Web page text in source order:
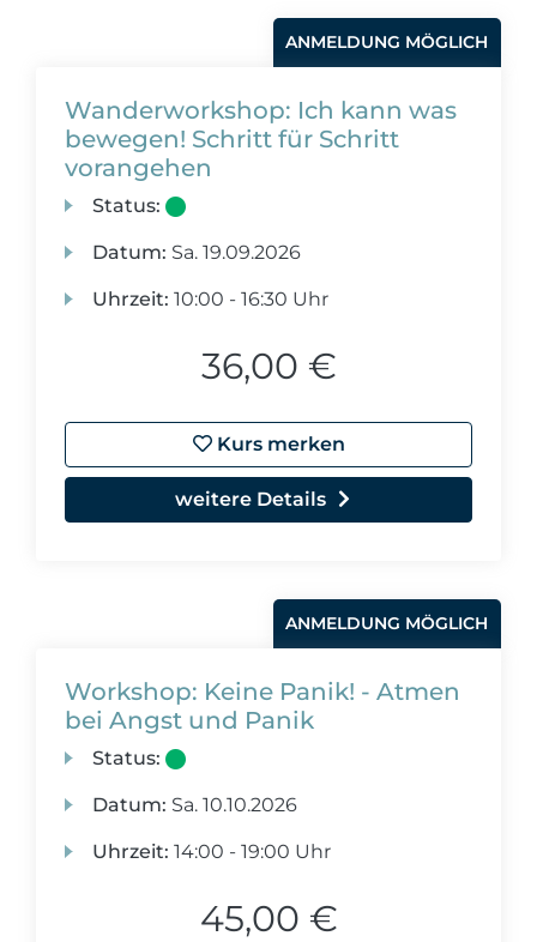
ANMELDUNG MÖGLICH
Wanderworkshop: Ich kann was
bewegen! Schritt für Schritt
vorangehen
Status:
Datum: Sa. 19.09.2026
Uhrzeit: 10:00 - 16:30 Uhr
36,00 €
Kurs merken
weitere Details
ANMELDUNG MÖGLICH
Workshop: Keine Panik! - Atmen
bei Angst und Panik
Status:
Datum: Sa. 10.10.2026
Uhrzeit: 14:00 - 19:00 Uhr
45,00 €